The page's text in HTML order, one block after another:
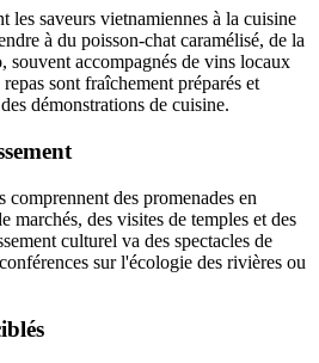
les saveurs vietnamiennes à la cuisine
à du poisson-chat caramélisé, de la
souvent accompagnés de vins locaux
sont fraîchement préparés et
démonstrations de cuisine.
des promenades en
marchés, des visites de temples et des
culturel va des spectacles de
sur l'écologie des rivières ou